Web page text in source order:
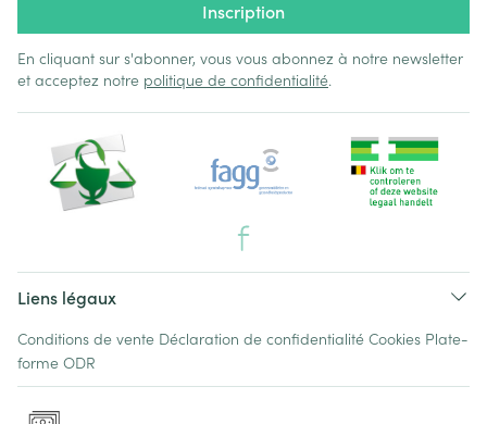
Inscription
En cliquant sur s'abonner, vous vous abonnez à notre newsletter
et acceptez notre politique de confidentialité.
Liens légaux
Conditions de vente Déclaration de confidentialité Cookies Plate-
forme ODR